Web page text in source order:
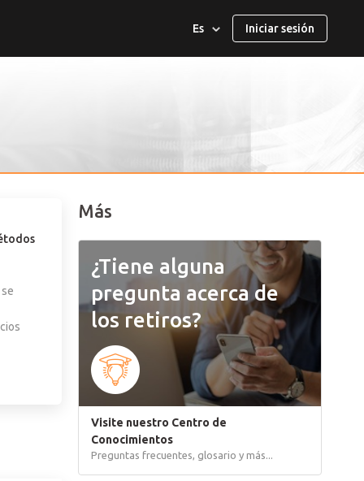
Es
العربية
Deutsch
Français
日本語
Italiano
Português
Iniciar sesión
Más
¿Tiene alguna
pregunta acerca de
los retiros?
Visite nuestro Centro de
Conocimientos
Preguntas frecuentes, glosario y más...